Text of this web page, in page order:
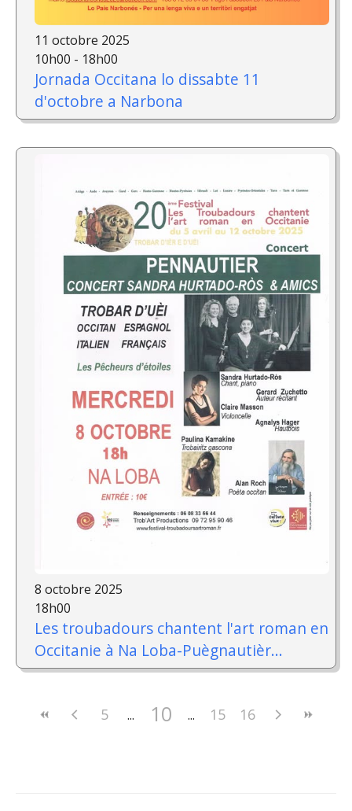
11 octobre 2025
10h00 - 18h00
Jornada Occitana lo dissabte 11
d'octobre a Narbona
8 octobre 2025
18h00
Les troubadours chantent l'art roman en
Occitanie à Na Loba-Puègnautièr...
5 10 15 16